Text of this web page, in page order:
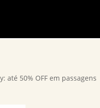
até 50% OFF em passagens